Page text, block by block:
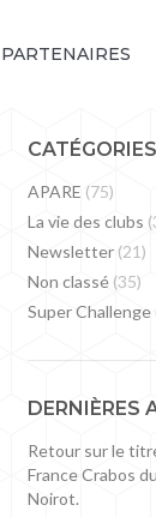
PARTENAIRES
CATÉGORIES
APARE (75)
La vie des clubs
Newsletter (21)
Non classé (35)
Super Challenge
DERNIÈRES
Retour sur le
France Crabos
Noirot.